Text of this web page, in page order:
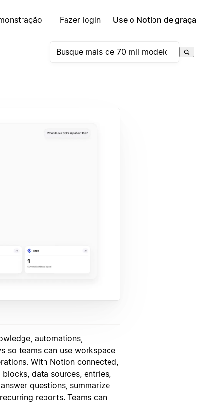
Fazer login Use o Notion de graça
automations,
so teams can use workspace
With Notion connected,
data sources, entries,
questions, summarize
reports. Teams can